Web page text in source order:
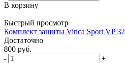
В корзину
Быстрый просмотр
Комплект защиты Vinca Sport VP 32
Достаточно
800 руб.
-
+